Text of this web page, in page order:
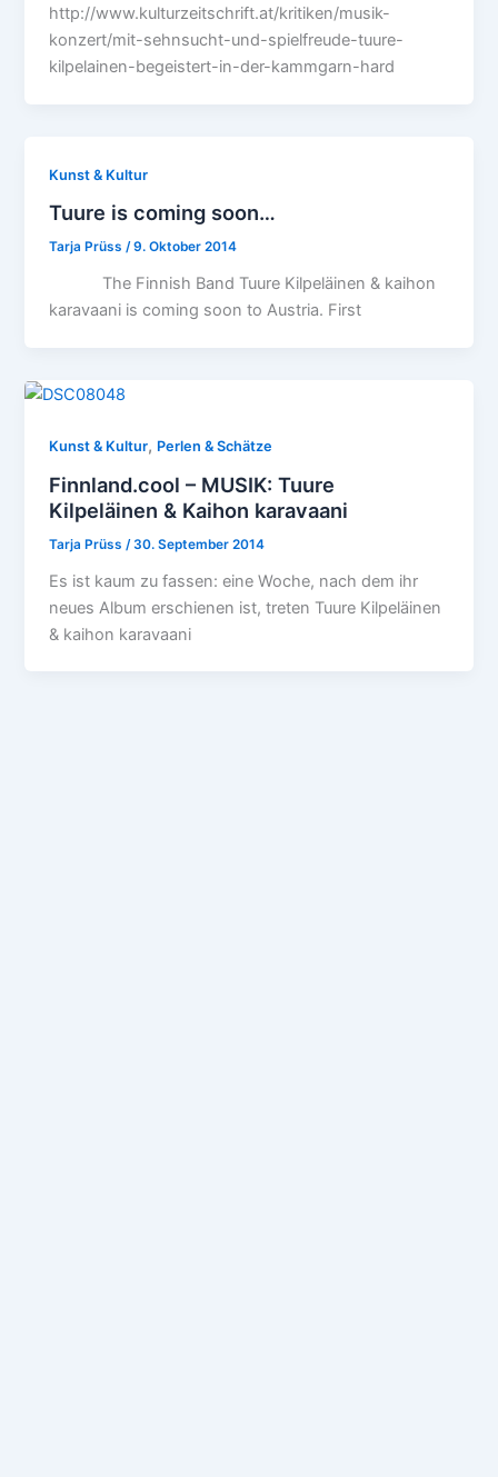
http://www.kulturzeitschrift.at/kritiken/musik-
konzert/mit-sehnsucht-und-spielfreude-tuure-
kilpelainen-begeistert-in-der-kammgarn-hard
Kunst & Kultur
Tuure is coming soon…
Tarja Prüss/9. Oktober 2014
The Finnish Band Tuure Kilpeläinen & kaihon
karavaani is coming soon to Austria. First
Kunst & Kultur, Perlen & Schätze
Finnland.cool – MUSIK: Tuure
Kilpeläinen & Kaihon karavaani
Tarja Prüss /30. September 2014
Es ist kaum zu fassen: eine Woche, nach dem ihr
neues Album erschienen ist, treten Tuure Kilpeläinen
& kaihon karavaani